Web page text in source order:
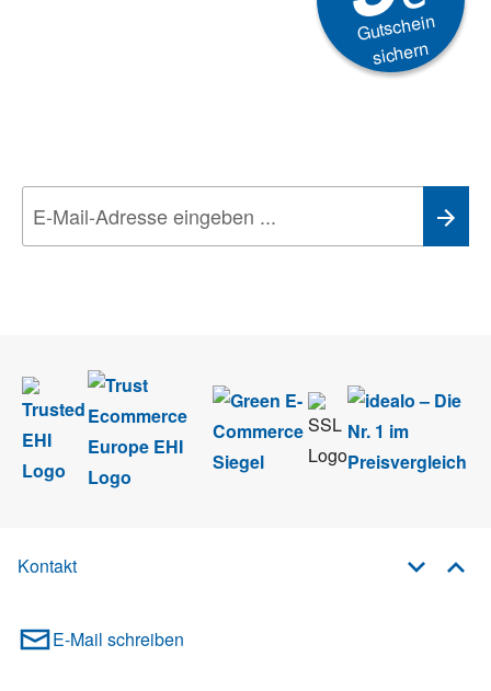
Gutschein
sichern
Kontakt
E-Mail schreiben